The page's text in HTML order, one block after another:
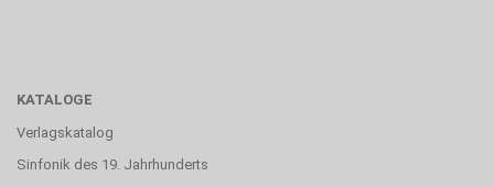
KATALOGE
Verlagskatalog
Sinfonik des 19. Jahrhunderts